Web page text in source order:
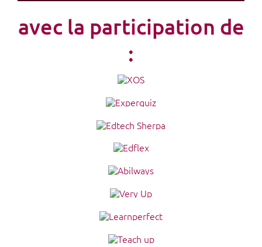
avec la participation de
: